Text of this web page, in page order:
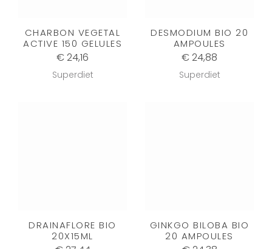
CHARBON VEGETAL
ACTIVE 150 GELULES
€ 24,16
Superdiet
DESMODIUM BIO 20
AMPOULES
€ 24,88
Superdiet
DRAINAFLORE BIO
20X15ML
GINKGO BILOBA BIO
20 AMPOULES